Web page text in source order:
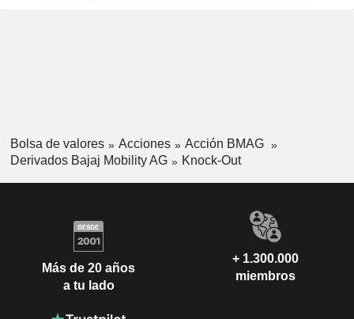
Bolsa de valores Acciones
Acción BMAG
Derivados Bajaj Mobility AG
Knock-Out
Más de 20 años
a tu lado
+ 1.300.000
miembros